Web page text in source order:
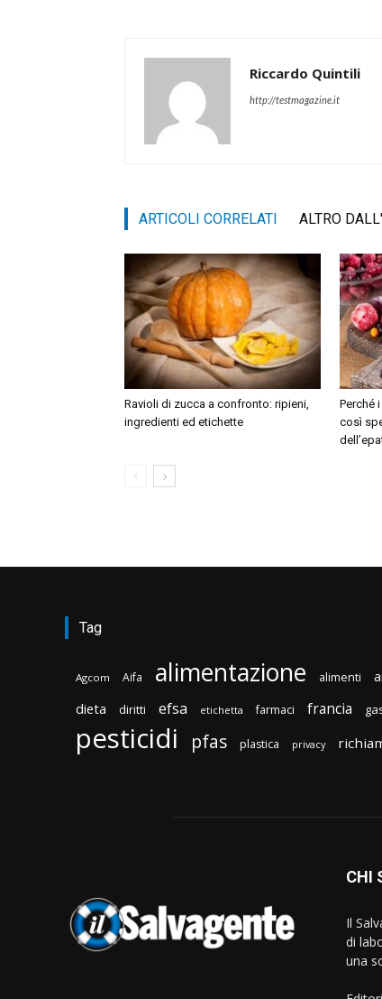
Riccardo Quintili
http://testmagazine.it
ARTICOLI CORRELATI ALTRO
Ravioli di zucca a confronto: ripieni,
ingredienti ed etichette
Perché
così
Tag
Agcom Aifa alimentazione alimenti
dieta diritti efsa etichetta farmaci francia
pesticidi pfas plastica privacy
CHI
Il
di
una